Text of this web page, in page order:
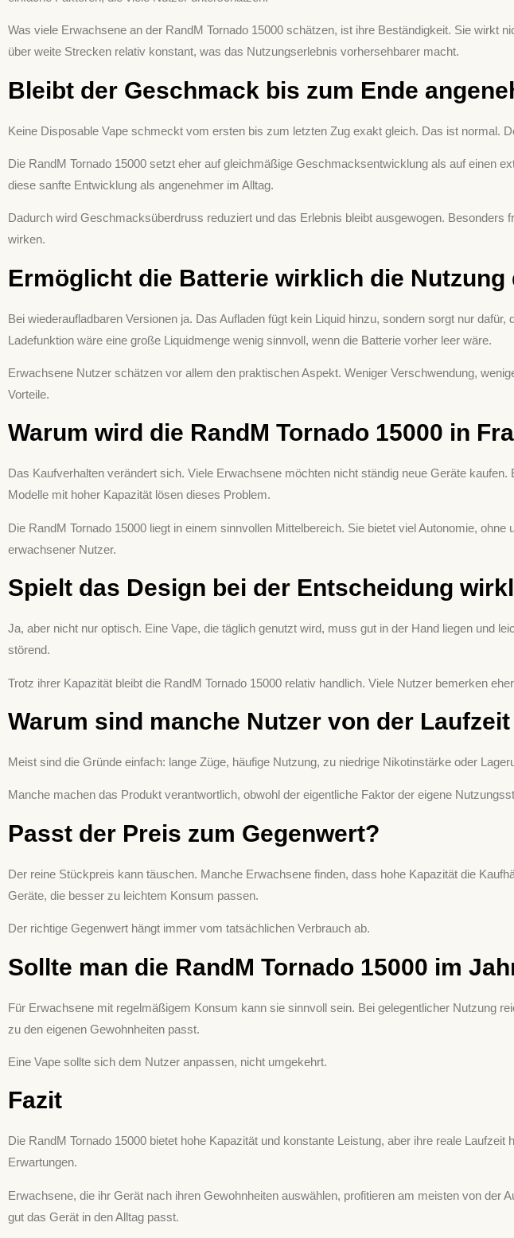
Was viele Erwachsene an der RandM Tornado 15000 schätzen, ist ihre Beständigkeit. Sie wirkt
über weite Strecken relativ konstant, was das Nutzungserlebnis vorhersehbarer macht.
Bleibt der Geschmack bis zum Ende
Keine Disposable Vape schmeckt vom ersten bis zum letzten Zug exakt gleich. Das ist normal.
Die RandM Tornado 15000 setzt eher auf gleichmäßige Geschmacksentwicklung als auf einen
diese sanfte Entwicklung als angenehmer im Alltag.
Dadurch wird Geschmacksüberdruss reduziert und das Erlebnis bleibt ausgewogen. Besonders
wirken.
Ermöglicht die Batterie wirklich die
Bei wiederaufladbaren Versionen ja. Das Aufladen fügt kein Liquid hinzu, sondern sorgt nur
Ladefunktion wäre eine große Liquidmenge wenig sinnvoll, wenn die Batterie vorher leer wäre.
Erwachsene Nutzer schätzen vor allem den praktischen Aspekt. Weniger Verschwendung,
Vorteile.
Warum wird die RandM Tornado 15000 in
Das Kaufverhalten verändert sich. Viele Erwachsene möchten nicht ständig neue Geräte
Modelle mit hoher Kapazität lösen dieses Problem.
Die RandM Tornado 15000 liegt in einem sinnvollen Mittelbereich. Sie bietet viel Autonomie,
erwachsener Nutzer.
Spielt das Design bei der Entscheidung
Ja, aber nicht nur optisch. Eine Vape, die täglich genutzt wird, muss gut in der Hand liegen und
störend.
Trotz ihrer Kapazität bleibt die RandM Tornado 15000 relativ handlich. Viele Nutzer bemerken
Warum sind manche Nutzer von der
Meist sind die Gründe einfach: lange Züge, häufige Nutzung, zu niedrige Nikotinstärke oder
Manche machen das Produkt verantwortlich, obwohl der eigentliche Faktor der eigene
Passt der Preis zum Gegenwert?
Der reine Stückpreis kann täuschen. Manche Erwachsene finden, dass hohe Kapazität die
Geräte, die besser zu leichtem Konsum passen.
Der richtige Gegenwert hängt immer vom tatsächlichen Verbrauch ab.
Sollte man die RandM Tornado 15000 im
Für Erwachsene mit regelmäßigem Konsum kann sie sinnvoll sein. Bei gelegentlicher Nutzung
zu den eigenen Gewohnheiten passt.
Eine Vape sollte sich dem Nutzer anpassen, nicht umgekehrt.
Fazit
Die RandM Tornado 15000 bietet hohe Kapazität und konstante Leistung, aber ihre reale
Erwartungen.
Erwachsene, die ihr Gerät nach ihren Gewohnheiten auswählen, profitieren am meisten von der
gut das Gerät in den Alltag passt.